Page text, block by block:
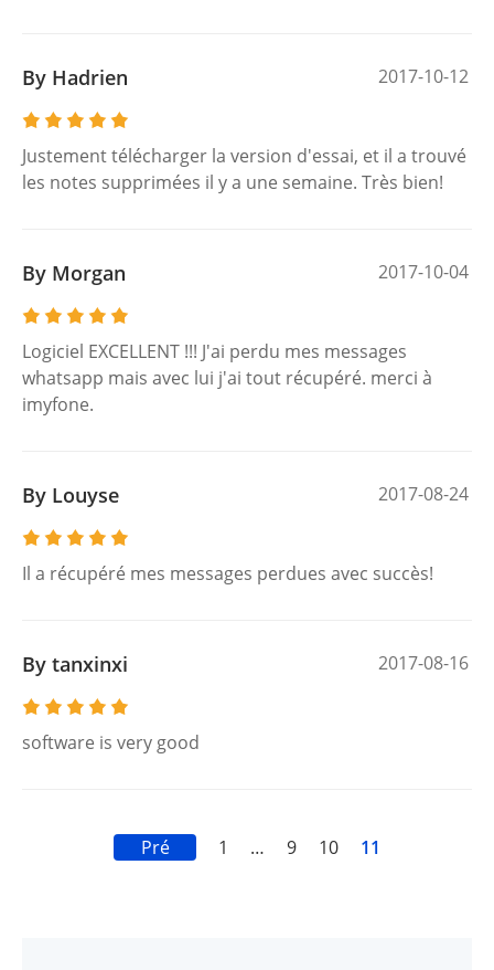
By Hadrien 2017-10-12
Justement télécharger la version d'essai, et il a trouvé
les notes supprimées il y a une semaine. Très bien!
By Morgan 2017-10-04
Logiciel EXCELLENT !!! J'ai perdu mes messages
whatsapp mais avec lui j'ai tout récupéré. merci à
imyfone.
By Louyse 2017-08-24
Il a récupéré mes messages perdues avec succès!
By tanxinxi 2017-08-16
software is very good
Pré 1 … 9 10 11